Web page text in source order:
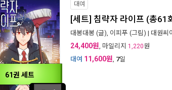
61권 세트
대여
[세트] 침략자 라이프 (총61
대봉대봉 (글), 이피푸 (그림) | 대원씨
24,400원, 마일리지 1,220원
대여 11,600원, 7일